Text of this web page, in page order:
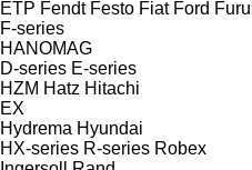
ETP Fendt Festo Fiat Ford
F-series
HANOMAG
D-series E-series
HZM Hatz Hitachi
EX
Hydrema Hyundai
HX-series R-series Robex